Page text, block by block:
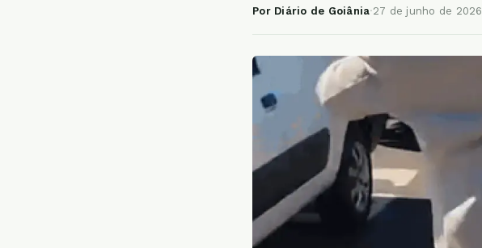
Por Diário de Goiânia·27 de junho de 2026